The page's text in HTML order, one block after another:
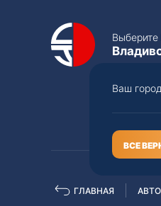
Ваш город
ВСЕ
Полная
ГЛАВНАЯ